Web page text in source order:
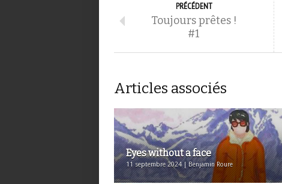
PRÉCÉDENT
Toujours prêtes !
#1
Articles associés
Eyes without a face
11 septembre 2024 | Benjamin Roure